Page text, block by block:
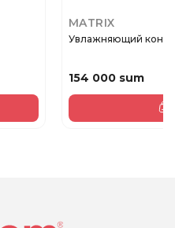
MATRIX
Увлажняющий
154 000 sum